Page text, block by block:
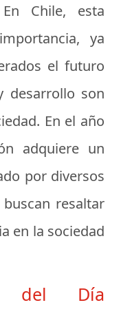
Chile, esta
ya
el futuro
desarrollo son
En el año
adquiere un
por diversos
resaltar
en la sociedad
del Día